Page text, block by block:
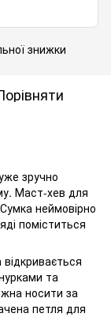
знижки
зручно
Маст-хев для
неймовірно
поміститься
та
носити за
петля для